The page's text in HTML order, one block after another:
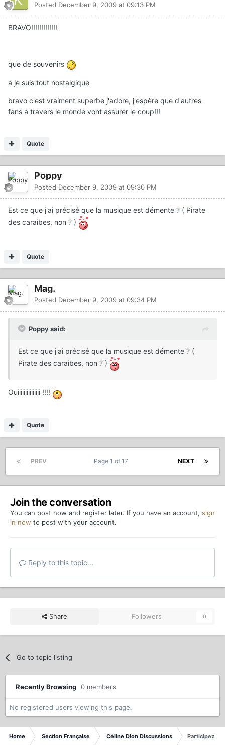
Posted December 9, 2009 at 09:13 PM
BRAVO!!!!!!!!!!!!!
que de souvenirs
à je suis tout nostalgique
bravo c'est vraiment superbe j'adore, j'espère que d'autres
fans à travers le monde vont assurer le coup!!!
Quote
Poppy
Posted December 9, 2009 at 09:30 PM
Est ce que j'ai précisé que la musique est démente ? ( Pirate
des caraibes, non ? )
Quote
Mag.
Posted December 9, 2009 at 09:34 PM
Poppy said:
Est ce que j'ai précisé que la musique est démente ? (
Pirate des caraibes, non ? )
Ouiiiiiiiiiiiiiii !!!!
Quote
PREV NEXT
Page 1 of 17
Join the conversation
You can post now and register later. If you have an account, sign
in now to post with your account.
Reply to this topic...
Share Followers 0
Go to topic listing
Recently Browsing 0 members
No registered users viewing this page.
Home Section Française Céline Dion Discussions Participez au